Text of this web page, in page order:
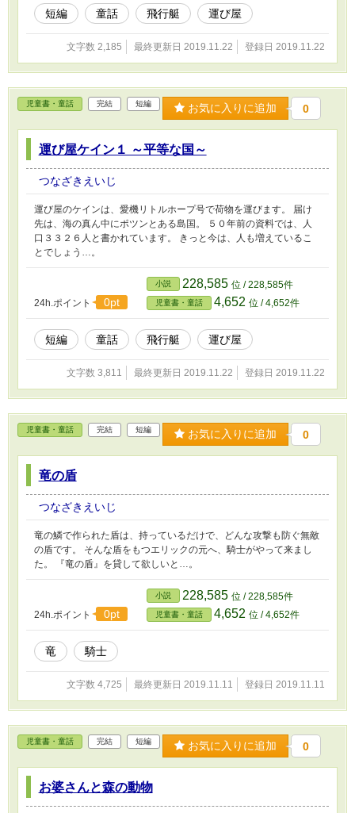
短編 童話 飛行艇 運び屋
文字数 2,185 最終更新日 2019.11.22 登録日 2019.11.22
児童書・童話 完結 短編 お気に入りに追加 0
運び屋ケイン１ ～平等な国～
つなざきえいじ
運び屋のケインは、愛機リトルホープ号で荷物を運びます。 届け
先は、海の真ん中にポツンとある島国。 ５０年前の資料では、人
口３３２６人と書かれています。 きっと今は、人も増えているこ
とでしょう…。
24h.ポイント 0pt
小説 228,585 位 / 228,585件
児童書・童話 4,652 位 / 4,652件
短編 童話 飛行艇 運び屋
文字数 3,811 最終更新日 2019.11.22 登録日 2019.11.22
児童書・童話 完結 短編 お気に入りに追加 0
竜の盾
つなざきえいじ
竜の鱗で作られた盾は、持っているだけで、どんな攻撃も防ぐ無敵
の盾です。 そんな盾をもつエリックの元へ、騎士がやって来まし
た。 『竜の盾』を貸して欲しいと…。
24h.ポイント 0pt
小説 228,585 位 / 228,585件
児童書・童話 4,652 位 / 4,652件
竜 騎士
文字数 4,725 最終更新日 2019.11.11 登録日 2019.11.11
児童書・童話 完結 短編 お気に入りに追加 0
お婆さんと森の動物